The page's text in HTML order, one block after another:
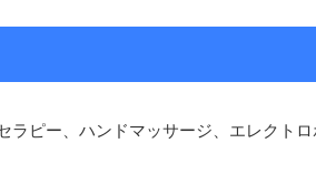
ピー、ハンドマッサージ、エレクトロ